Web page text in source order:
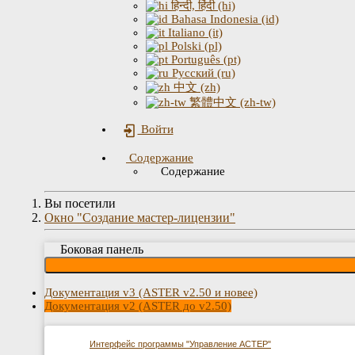
हिन्दी, हिंदी (hi)
Bahasa Indonesia (id)
Italiano (it)
Polski (pl)
Português (pt)
Русский (ru)
中文 (zh)
繁體中文 (zh-tw)
Войти
Содержание
Содержание
Вы посетили
Окно "Создание мастер-лицензии"
Боковая панель
Документация v3 (ASTER v2.50 и новее)
Документация v2 (ASTER до v2.50)
Интерфейс программы "Управление АСТЕР"